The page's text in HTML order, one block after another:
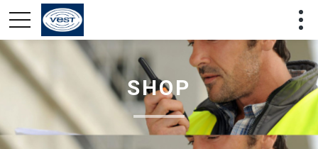
SHOP